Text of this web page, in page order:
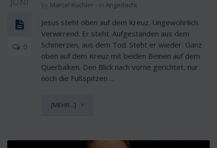
0
by Marcel Kuchler in Angedacht
Jesus steht oben auf dem Kreuz. Ungewöhnlich.
Verwirrend. Er steht. Aufgestanden aus dem
Schmerzen, aus dem Tod. Steht er wieder. Ganz
oben auf dem Kreuz mit beiden Beinen auf dem
Querbalken. Den Blick nach vorne gerichtet, nur
noch die Fußspitzen ...
[MEHR...]